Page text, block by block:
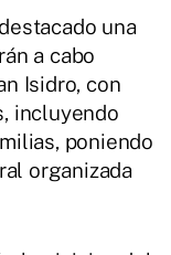
una
a cabo
Isidro, con
incluyendo
poniendo
organizada